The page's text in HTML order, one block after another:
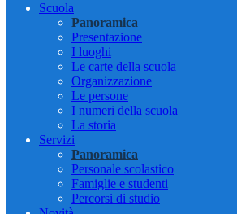
Scuola
Panoramica
Presentazione
I luoghi
Le carte della scuola
Organizzazione
Le persone
I numeri della scuola
La storia
Servizi
Panoramica
Personale scolastico
Famiglie e studenti
Percorsi di studio